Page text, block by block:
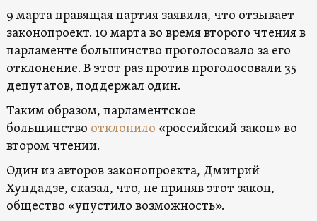
9 марта правящая партия заявила, что отзывает
законопроект. 10 марта во время второго чтения в
парламенте большинство проголосовало за его
отклонение. В этот раз против проголосовали 35
депутатов, поддержал один.
Таким образом, парламентское
большинство отклонило «российский закон» во
втором чтении.
Один из авторов законопроекта, Дмитрий
Хундадзе, сказал, что, не приняв этот закон,
общество «упустило возможность».